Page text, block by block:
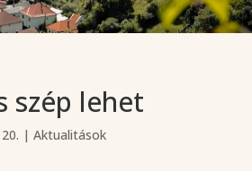
szép lehet
| Aktualitások